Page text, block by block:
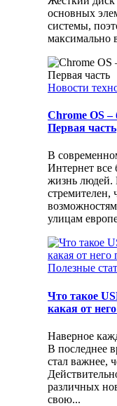
основных
системы,
максимально
Новости
Chrome OS –
Первая часть
В
Интернет все
жизнь людей.
стремителен,
улицам
Полезные
Что такое
какая от
Наверное
В последнее
стал важнее,
различных
свою...